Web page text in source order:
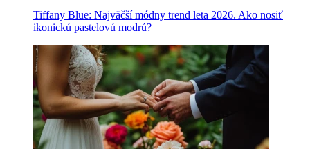
Tiffany Blue: Najväčší módny trend leta 2026. Ako nosiť
ikonickú pastelovú modrú?